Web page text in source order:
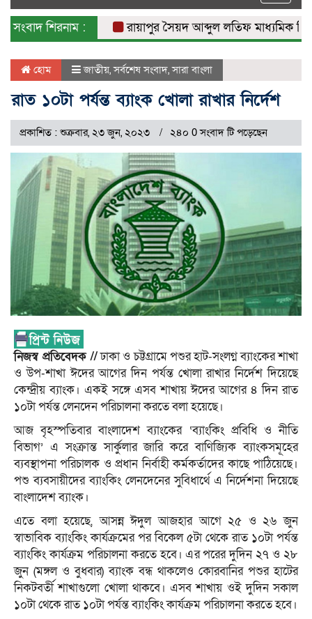
সংবাদ শিরনাম :
রায়াপুর সৈয়দ আব্দুল লতিফ মাধ্যমিক
হোম জাতীয়,সর্বশেষ সংবাদ,সারা বাংলা
রাত ১০টা পর্যন্ত ব্যাংক খোলা রাখার নির্দেশ
প্রকাশিত : শুক্রবার, ২৩ জুন, ২০২৩ ২৪০ 0 সংবাদ টি পড়েছেন
নিজস্ব প্রতিবেদক //ঢাকা ও চট্টগ্রামে পশুর হা‌ট-সংলগ্ন ব্যাংকের শাখা
ও উপ-শাখা ঈদের আগের দিন পর্যন্ত খোলা রাখার নির্দেশ দি‌য়ে‌ছে
কেন্দ্রীয় ব্যাংক। একই স‌ঙ্গে এসব শাখায় ঈদের আগের ৪ দিন রাত
১০টা পর্যন্ত লেনদেন পরিচালনা কর‌তে বলা হ‌য়ে‌ছে।
আজ বৃহস্পতিবার বাংলাদেশ ব্যাংকের ‘ব্যাংকিং প্রবিধি ও নীতি
বিভাগ’ এ সংক্রান্ত সার্কুলার জা‌রি ক‌রে বাণিজ্যিক ব্যাংকসমূহের
ব্যবস্থাপনা পরিচালক ও প্রধান নির্বাহী কর্মকর্তাদের কা‌ছে পাঠিয়েছে।
পশু ব্যবসায়ী‌দের ব্যাংকিং লেনদেনের সুবিধার্থে এ নির্দেশনা দি‌য়ে‌ছে
বাংলাদেশ ব্যাংক।
এতে বলা হয়েছে, আসন্ন ঈদুল আজহার আ‌গে ২৫ ও ২৬ জুন
স্বাভাবিক ব্যাংকিং কার্যক্রমের পর বিকেল ৫টা থেকে রাত ১০টা পর্যন্ত
ব্যাংকিং কার্যক্রম পরিচালনা কর‌তে হবে। এর পরের দুদিন ২৭ ও ২৮
জুন (মঙ্গল ও বুধবার) ব্যাংক বন্ধ থাকলেও কোরবানির পশুর হাটের
নিকটবর্তী শাখাগুলো খোলা থাক‌বে। এসব শাখায় ওই দুদিন সকাল
১০টা থেকে রাত ১০টা পর্যন্ত ব্যাংকিং কার্যক্রম পরিচালনা কর‌তে হবে।